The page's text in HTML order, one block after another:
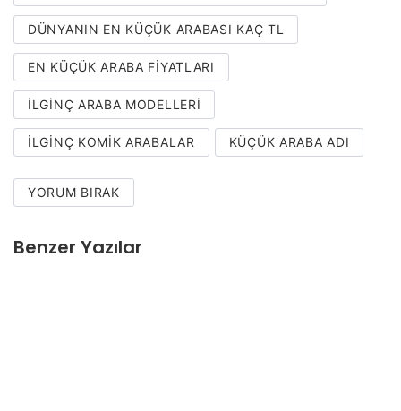
DÜNYANIN EN KÜÇÜK ARABASI KAÇ TL
EN KÜÇÜK ARABA FIYATLARI
ILGINÇ ARABA MODELLERI
ILGINÇ KOMIK ARABALAR KÜÇÜK ARABA ADI
YORUM BIRAK
Benzer Yazılar